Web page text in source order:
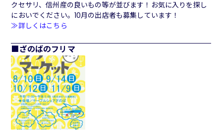
クセサリ、信州産の良いもの等が並びます！お気に入りを探し
においでください。10月の出店者も募集しています！
≫詳しくはこちら
ざのばのフリマ